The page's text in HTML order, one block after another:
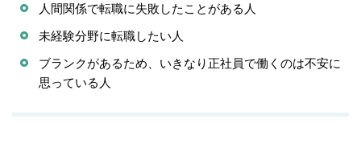
人間関係で転職に失敗したことがある人
未経験分野に転職したい人
ブランクがあるため、いきなり正社員で働くのは不安に
思っている人